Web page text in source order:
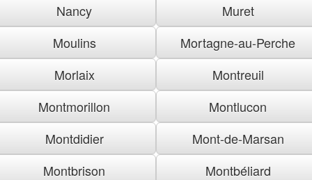
Nancy
Muret
Moulins
Mortagne-au-Perche
Morlaix
Montreuil
Montmorillon
Montlucon
Montdidier
Mont-de-Marsan
Montbrison
Montbéliard